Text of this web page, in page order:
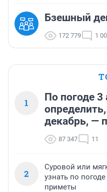
Бзешный
172 779 1
1
По погоде
декабрь, —
87 347 11
2
Суровой или
узнать по
приметы